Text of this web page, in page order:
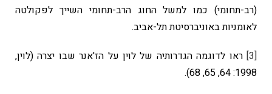
(רב-תחומי) כמו למשל החוג הרב-תחומי השייך לפקולטה
לאומניות באוניברסיטת תל-אביב.
[3]
ראו לדוגמה הגדרותיה של לוין על הז'אנר שבו יצרה (לוין,
1998: 64, 65, 68).